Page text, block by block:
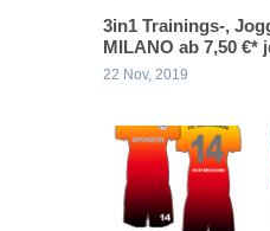
3in1 Trainings-,
MILANO ab 7,50 €*
22 Nov, 2019